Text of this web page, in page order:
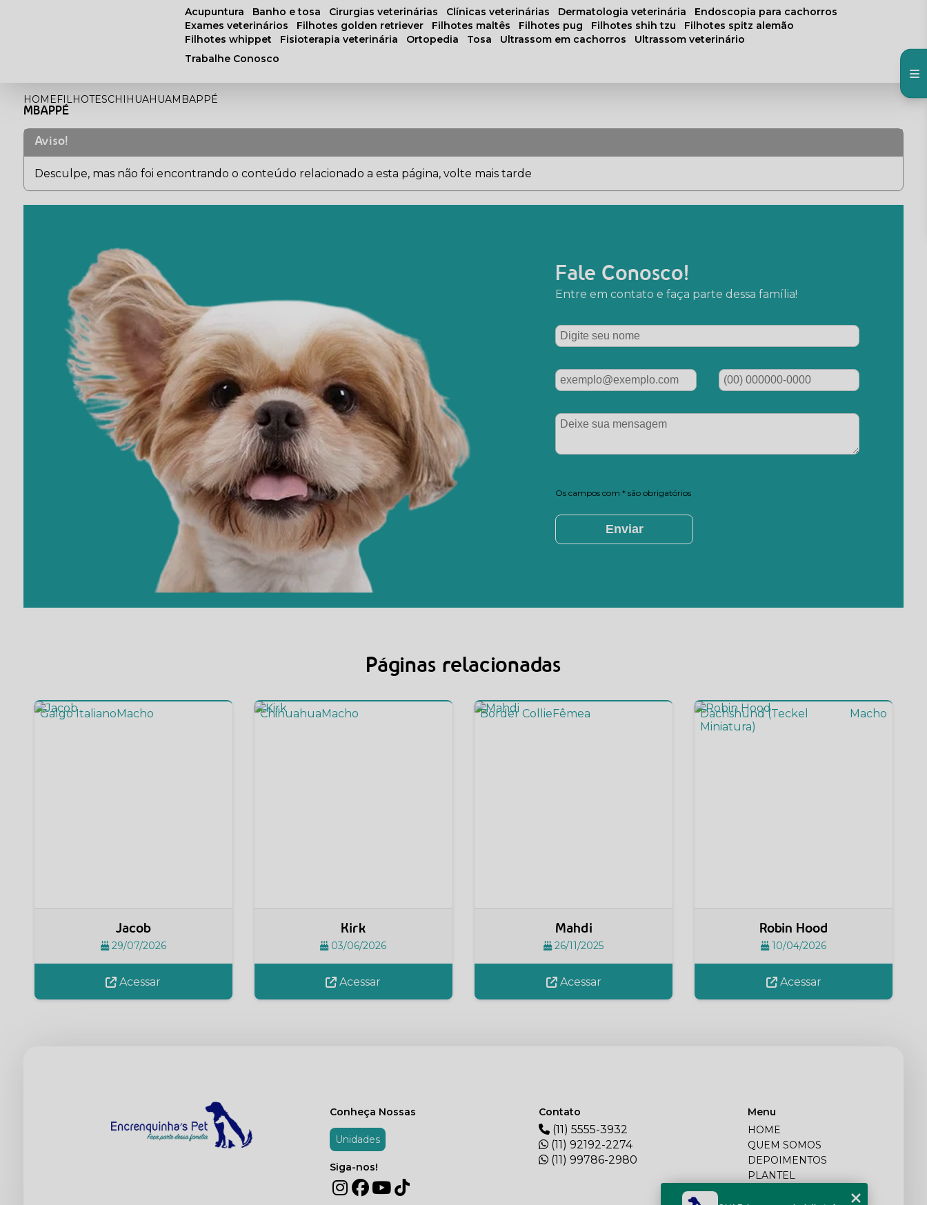
acupuntura banho e tosa cirurgias veterinárias clínicas veterinárias dermatologia veterinária
endoscopia para cachorros
exames veterinários
filhotes golden retriever filhotes maltês filhotes pug filhotes shih tzu
filhotes spitz alemão
filhotes whippet
fisioterapia veterinária ortopedia tosa ultrassom em cachorros
ultrassom veterinário
Trabalhe Conosco
HOMEFILHOTESCHIHUAHUAMBAPPÉ
MBAPPÉ
Aviso!
Desculpe, mas não foi encontrando o conteúdo relacionado a esta página, volte mais tarde
Fale Conosco!
Entre em contato e faça parte dessa família!
Os campos com * são obrigatórios
Páginas relacionadas
Jacob
29/07/2026
Galgo ItalianoMacho
Acessar
Kirk
03/06/2026
ChihuahuaMacho
Acessar
Mahdi
26/11/2025
Border CollieFêmea
Acessar
Robin Hood
10/04/2026
Dachshund (Teckel
Miniatura)
Macho
Acessar
Conheça Nossas
Unidades
Siga-nos!
Contato
(11) 5555-3932
(11) 92192-2274
(11) 99786-2980
Menu
HOME
QUEM SOMOS
DEPOIMENTOS
PLANTEL